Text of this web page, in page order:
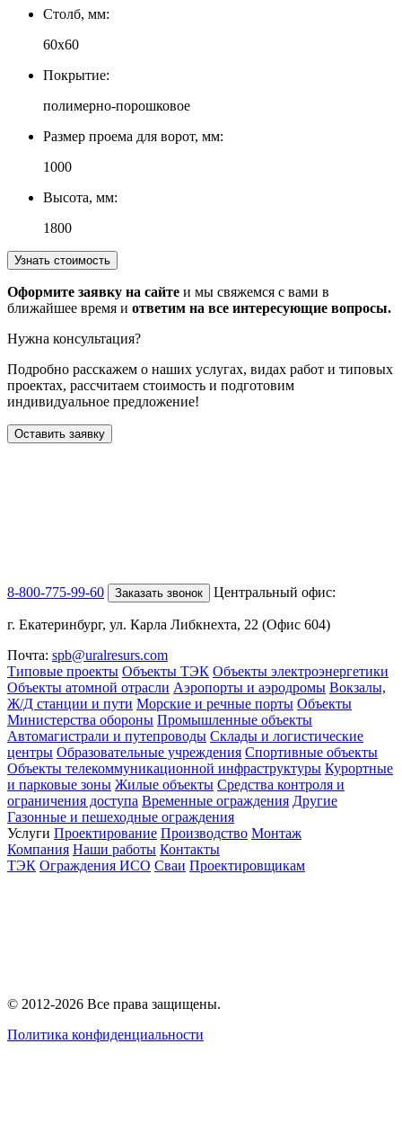
Столб, мм:
60х60
Покрытие:
полимерно-порошковое
Размер проема для ворот, мм:
1000
Высота, мм:
1800
Узнать стоимость
Оформите заявку на сайте и мы свяжемся с вами в
ближайшее время и ответим на все интересующие вопросы.
Нужна консультация?
Подробно расскажем о наших услугах, видах работ и типовых
проектах, рассчитаем стоимость и подготовим
индивидуальное предложение!
Оставить заявку
8-800-775-99-60 Заказать звонок Центральный офис:
г. Екатеринбург, ул. Карла Либкнехта, 22 (Офис 604)
Почта: spb@uralresurs.com
Типовые проекты Объекты ТЭК Объекты электроэнергетики
Объекты атомной отрасли Аэропорты и аэродромы Вокзалы,
Ж/Д станции и пути Морские и речные порты Объекты
Министерства обороны Промышленные объекты
Автомагистрали и путепроводы Склады и логистические
центры Образовательные учреждения Спортивные объекты
Объекты телекоммуникационной инфраструктуры Курортные
и парковые зоны Жилые объекты Средства контроля и
ограничения доступа Временные ограждения Другие
Газонные и пешеходные ограждения
Услуги Проектирование Производство Монтаж
Компания Наши работы Контакты
ТЭК Ограждения ИСО Сваи Проектировщикам
© 2012-2026 Все права защищены.
Политика конфиденциальности